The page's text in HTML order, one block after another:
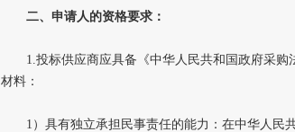
二、申请人的资格要求：
1.投标供应商应具备《中华人民共和国政府采购
材料：
1）具有独立承担民事责任的能力：在中华人民